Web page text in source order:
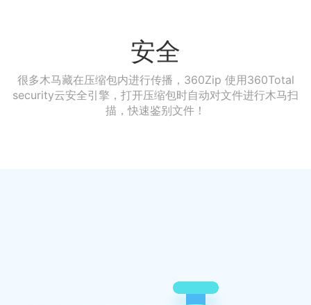
安全
很多木马藏在压缩包内进行传播，360Zip 使用360Total
security云安全引擎，打开压缩包时自动对文件进行木马扫
描，快速鉴别文件！